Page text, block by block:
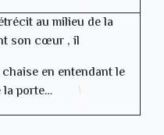
au milieu de la
son cœur , il
en entendant le
la porte…